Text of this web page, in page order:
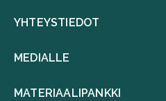
YHTEYSTIEDOT
MEDIALLE
MATERIAALIPANKKI